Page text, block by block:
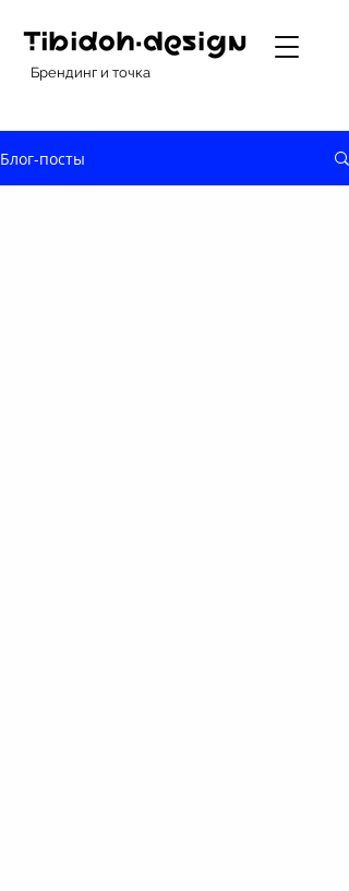
Брендинг и точка
Блог-посты